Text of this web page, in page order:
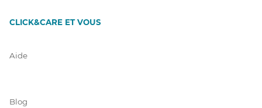
CLICK&CARE ET VOUS
Aide
Blog